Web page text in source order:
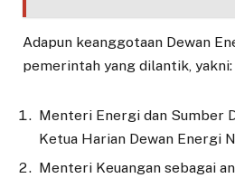
Adapun keanggotaan Dewan
pemerintah yang dilantik, yakni:
Menteri Energi dan Sumber
Ketua Harian Dewan Energi
Menteri Keuangan sebagai